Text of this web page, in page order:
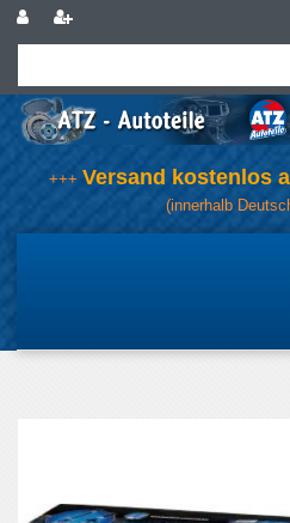
+++ Versand kostenlos
(innerhalb